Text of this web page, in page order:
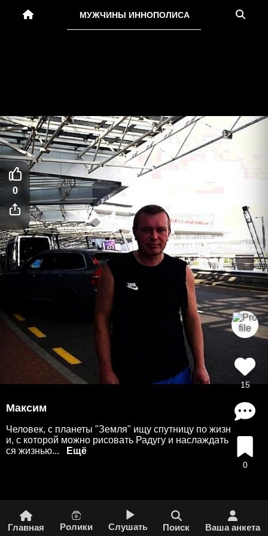
МУЖЧИНЫ ИННОПОЛИСА
Максим
Человек, с планеты "Земля" ищу спутницу по жизн
и, с которой можно рисовать Радугу и наслаждать
ся жизнью...
15
0
Главная Ролики Слушать Поиск Ваша анкета
0